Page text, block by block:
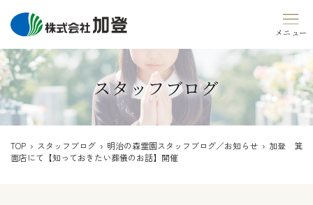
to
スタッフブログ
TOP › スタッフブログ › 明治の森霊園スタッフブログ／お知らせ › 加登 箕
面店にて【知っておきたい葬儀のお話】開催